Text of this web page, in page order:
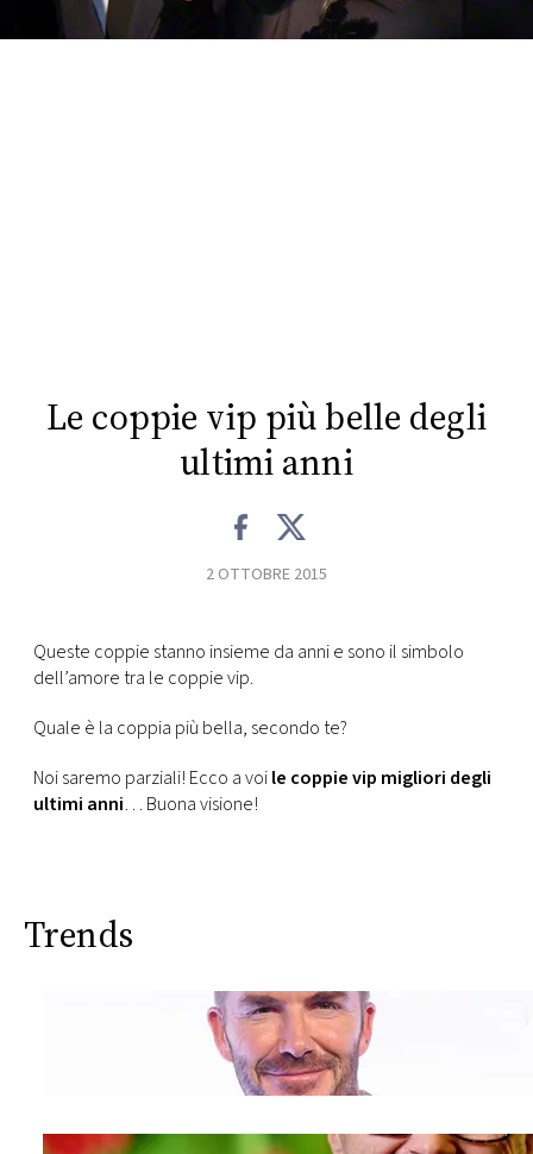
MONACO
Le coppie vip più belle degli
ultimi anni
2 OTTOBRE 2015
Queste coppie stanno insieme da anni e sono il simbolo
dell’amore tra le coppie vip.
Quale è la coppia più bella, secondo te?
Noi saremo parziali! Ecco a voile coppie vip migliori degli
ultimi anni… Buona visione!
Trends